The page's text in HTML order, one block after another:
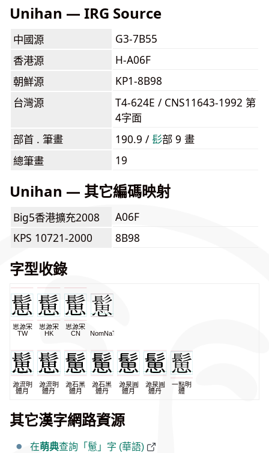
Unihan — IRG Source
中國源
G3-7B55
香港源
H-A06F
朝鮮源
KP1-8B98
台灣源
T4-624E / CNS11643-1992 第
4字面
部首 . 筆畫
190.9 /⾽部 9 畫
總筆畫
19
Unihan — 其它編碼映射
Big5香港擴充2008
A06F
KPS 10721-2000
8B98
字型收錄
思源宋
TW
思源宋
HK
思源宋
CN
NomNaTong
源流明
體月
源流明
體丹
源石黑
體月
源石黑
體丹
源泉圓
體月
源泉圓
體丹
一點明
體
其它漢字網路資源
在萌典查詢「䰄」字 (華語)